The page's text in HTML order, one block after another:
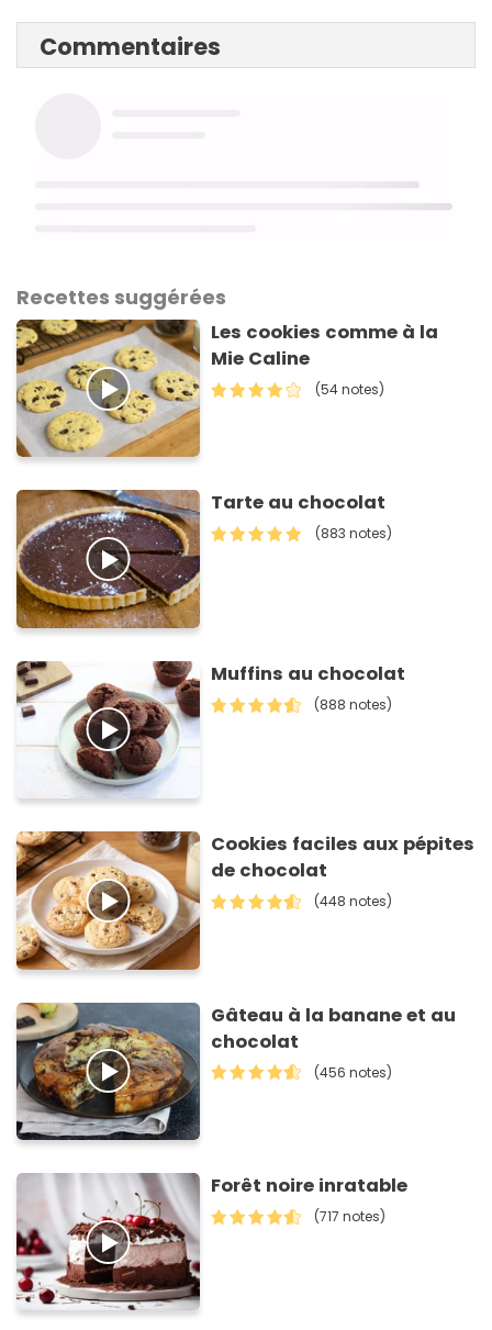
Commentaires
Recettes suggérées
Les cookies comme à la
Mie Caline
(54 notes)
Tarte au chocolat
(883 notes)
Muffins au chocolat
(888 notes)
Cookies faciles aux pépites
de chocolat
(448 notes)
Gâteau à la banane et au
chocolat
(456 notes)
Forêt noire inratable
(717 notes)